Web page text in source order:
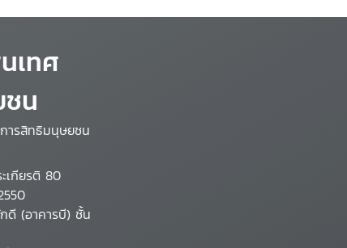
เทศ
น
ารสิทธิมนุษยชน
เกียรติ 80
ดี (อาคารบี) ชั้น